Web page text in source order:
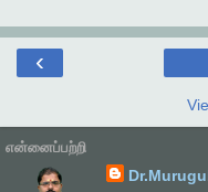
‹
என்னைப்பற்றி